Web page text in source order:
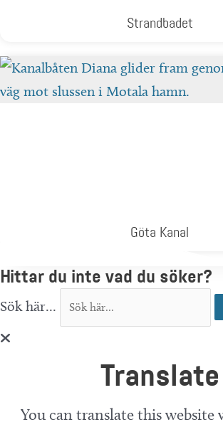
Strandbadet
Göta Kanal
Hittar du inte vad du söker?
Sök här...
Translate
You can translate this website